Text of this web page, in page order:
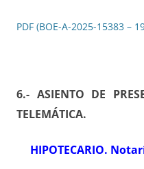
PDF (BOE-A-2025-15383 –
6.- ASIENTO DE
TELEMÁTICA.
HIPOTECARIO.